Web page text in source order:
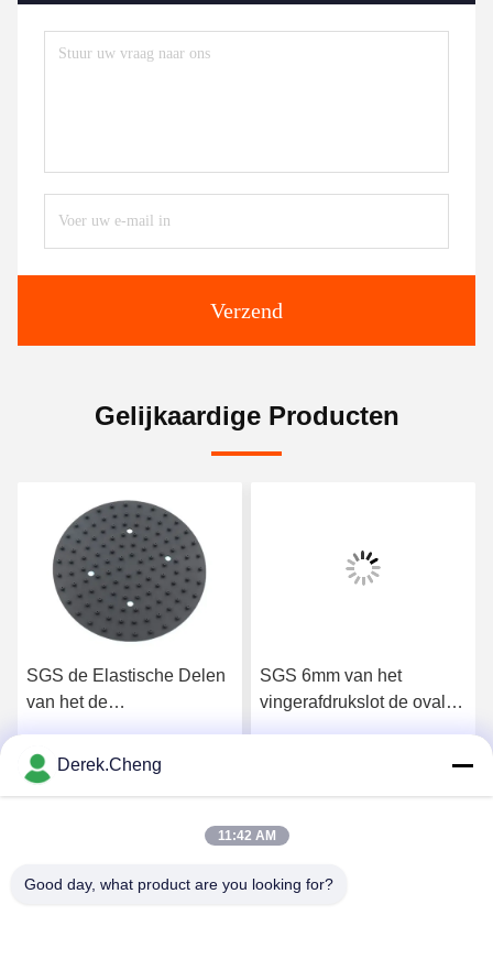
Verzend
Gelijkaardige Producten
SGS de Elastische Delen
van het de
Douchepijp
Krijg Beste Prijs
SGS 6mm van het
vingerafdrukslot de ovale
Derek.Cheng
11:42 AM
Good day, what product are you looking for?